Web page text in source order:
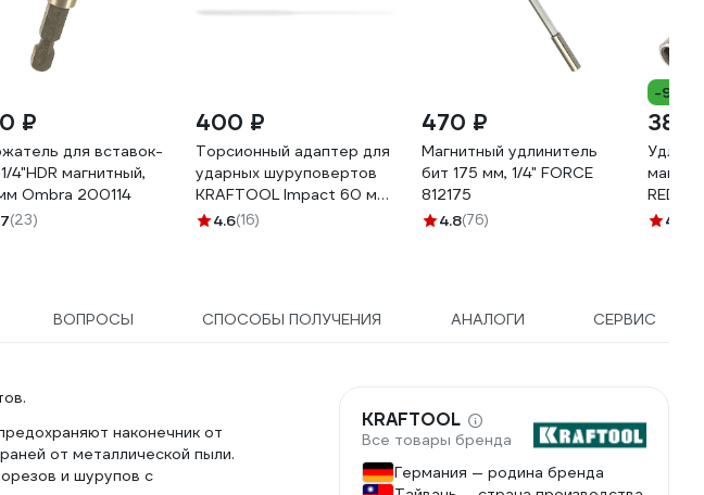
₽
для вставок-
4"HDR магнитный,
Ombra 200114
(23)
400 ₽
Торсионный адаптер для
ударных шуруповертов
KRAFTOOL Impact 60 мм
26789
4.6(16)
470 ₽
Магнитный удлинитель
бит 175 мм, 1/4" FORCE
812175
4.8(76)
-9%
382
4.2
ВОПРОСЫ СПОСОБЫ ПОЛУЧЕНИЯ АНАЛОГИ СЕРВИС
наконечник от
от металлической пыли.
и шурупов с
KRAFTOOL
Все товары бренда
Германия — родина бренда